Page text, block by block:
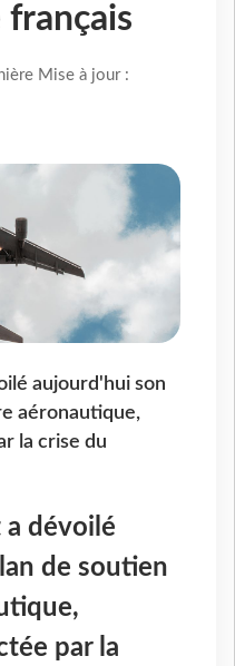
Mise à jour :
aujourd'hui son
aéronautique,
la crise du
a dévoilé
de soutien
par la